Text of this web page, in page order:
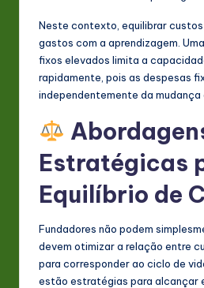
Neste contexto, equilibrar
gastos com a aprendizagem.
fixos elevados limita a
rapidamente, pois as despesas
independentemente da mudança
Estratégicas
Equilíbrio de
Fundadores não podem
devem otimizar a relação entre
para corresponder ao ciclo de
estão estratégias para alcançar